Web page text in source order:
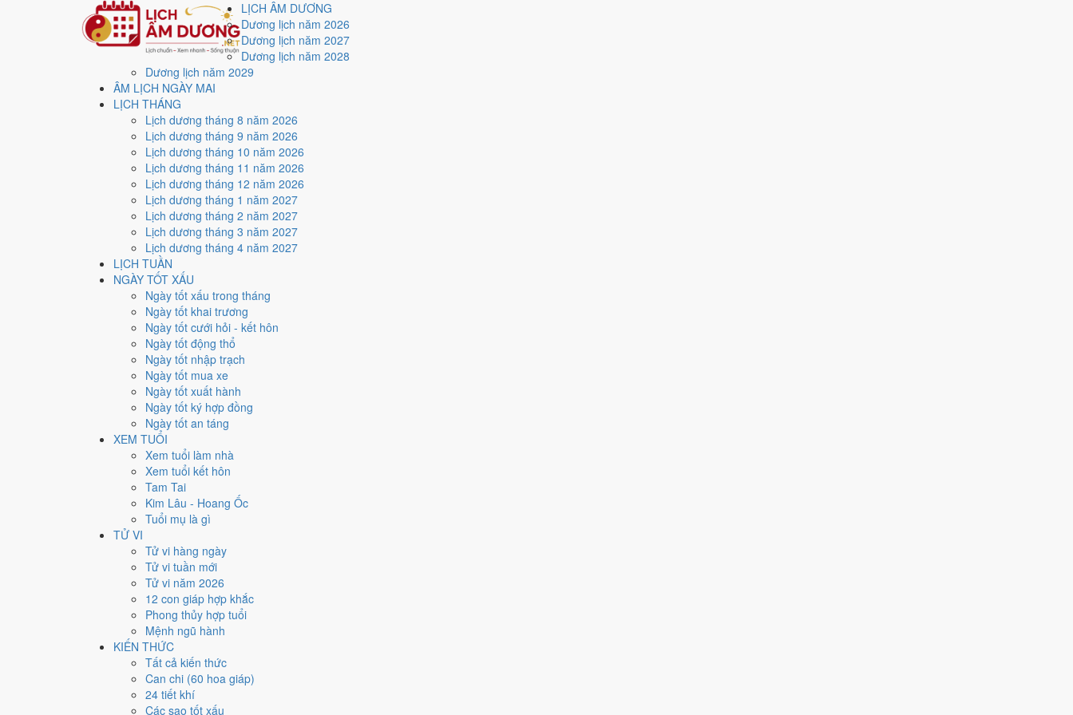
LỊCH ÂM DƯƠNG
Dương lịch năm 2026
Dương lịch năm 2027
Dương lịch năm 2028
Dương lịch năm 2029
ÂM LỊCH NGÀY MAI
LỊCH THÁNG
Lịch dương tháng 8 năm 2026
Lịch dương tháng 9 năm 2026
Lịch dương tháng 10 năm 2026
Lịch dương tháng 11 năm 2026
Lịch dương tháng 12 năm 2026
Lịch dương tháng 1 năm 2027
Lịch dương tháng 2 năm 2027
Lịch dương tháng 3 năm 2027
Lịch dương tháng 4 năm 2027
LỊCH TUẦN
NGÀY TỐT XẤU
Ngày tốt xấu trong tháng
Ngày tốt khai trương
Ngày tốt cưới hỏi - kết hôn
Ngày tốt động thổ
Ngày tốt nhập trạch
Ngày tốt mua xe
Ngày tốt xuất hành
Ngày tốt ký hợp đồng
Ngày tốt an táng
XEM TUỔI
Xem tuổi làm nhà
Xem tuổi kết hôn
Tam Tai
Kim Lâu - Hoang Ốc
Tuổi mụ là gì
TỬ VI
Tử vi hàng ngày
Tử vi tuần mới
Tử vi năm 2026
12 con giáp hợp khắc
Phong thủy hợp tuổi
Mệnh ngũ hành
KIẾN THỨC
Tất cả kiến thức
Can chi (60 hoa giáp)
24 tiết khí
Các sao tốt xấu
Trang chủ
Lịch năm 2026
Tháng 11/2026
Ngày 14/11/2026 (Nhâm Thìn)
Xem ngày14/11/2026
hay xấu?
Ngày 14/11/2026 dương lịch (Thứ Bảy) là ngày 6/10/2026 âm lịch
với điểm trung bình5.9/10cho các việc quan trọng. Giờ Hoàng Đạo trong ngày:
Ngày Dương
Thứ Bảy
Tháng 11 năm 2026
Tháng 10 âm năm 2026
Nhâm Thìn
Ngày Nhâm Thìn có Trực
thường ngày.
Thân, Tý, Dậuhợp ngày; tuổi
Ngày 14/11/2026 tốt hay xấu cho việc gì?
Ngày 14/11/2026 đạt
Mệnh hoàng đạo nên điểm từng việc chênh nhau như bảng dưới.
Cưới hỏi - đính hôn
Trung bình